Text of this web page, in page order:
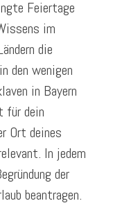
Feiertage
im
die
den wenigen
in Bayern
für dein
Ort deines
In jedem
der
beantragen.